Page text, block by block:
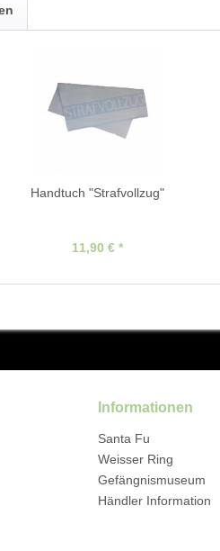
Handtuch "Strafvollzug"
11,90 € *
Informationen
Santa Fu
Weisser Ring
Gefängnismuseum
Händler Information